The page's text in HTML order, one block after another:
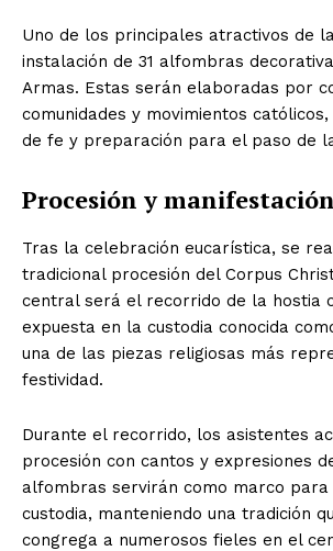
Uno de los principales atractivos de
instalación de 31 alfombras
Armas. Estas serán elaboradas por
comunidades y movimientos
de fe y preparación para el paso de
Procesión y
Tras la celebración eucarística, se
tradicional procesión del Corpus
central será el recorrido de la hostia
expuesta en la custodia conocida
una de las piezas religiosas más
festividad.
Durante el recorrido, los asistentes
procesión con cantos y expresiones
alfombras servirán como marco para
custodia, manteniendo una tradición
congrega a numerosos fieles en el